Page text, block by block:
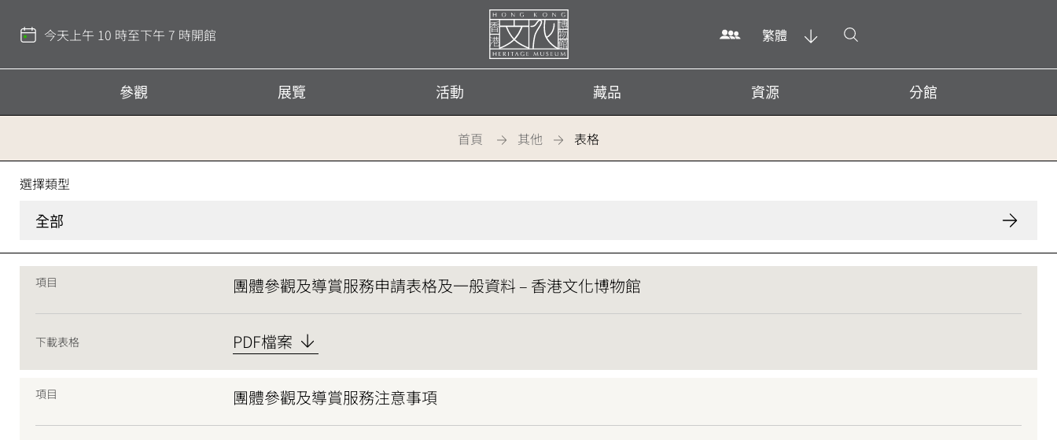
部
今天上午 10 時至下午 7 時開館
首
繁體 打開搜尋
參觀 展覽 活動 藏品 資源 分館
首頁 其他 表格
香
文
選擇類型
全部
項目 團體參觀及導賞服務申請表格及一般資料 – 香港文化博物館
下載表格 PDF檔案
項目 團體參觀及導賞服務注意事項